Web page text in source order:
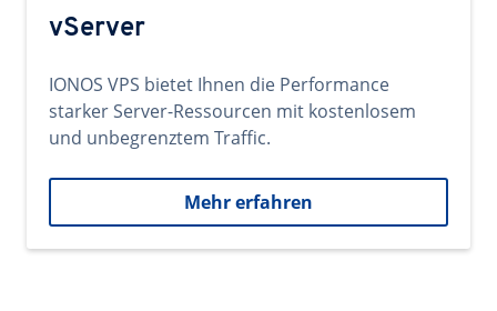
vServer
IONOS VPS bietet Ihnen die Performance
starker Server-Ressourcen mit kostenlosem
und unbegrenztem Traffic.
Mehr erfahren